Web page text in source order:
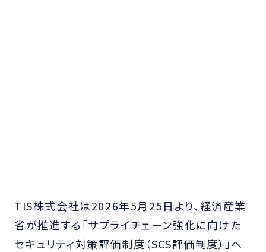
TIS株式会社は2026年5月25日より、経済産業
省が推進する「サプライチェーン強化に向けた
セキュリティ対策評価制度（SCS評価制度）」へ